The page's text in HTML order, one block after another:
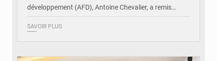
développement (AFD), Antoine Chevalier, a remis…
SAVOIR PLUS